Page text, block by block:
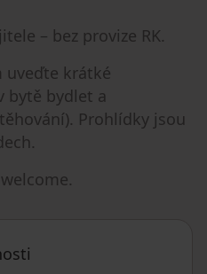
– bez provize RK.
uveďte krátké
bytě bydlet a
Prohlídky jsou